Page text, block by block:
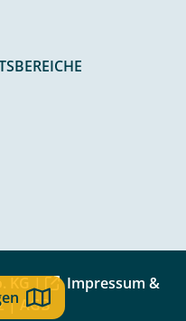
KG |
Impressum &
|AGB